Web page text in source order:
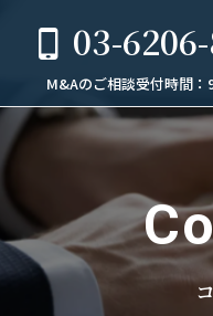
03-
M&Aのご相談受付時間：